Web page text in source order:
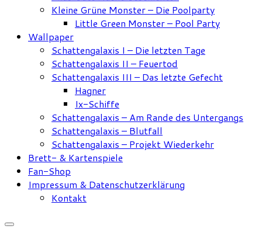
Kleine Grüne Monster – Die Poolparty
Little Green Monster – Pool Party
Wallpaper
Schattengalaxis I – Die letzten Tage
Schattengalaxis II – Feuertod
Schattengalaxis III – Das letzte Gefecht
Hagner
Ix-Schiffe
Schattengalaxis – Am Rande des Untergangs
Schattengalaxis – Blutfall
Schattengalaxis – Projekt Wiederkehr
Brett- & Kartenspiele
Fan-Shop
Impressum & Datenschutzerklärung
Kontakt